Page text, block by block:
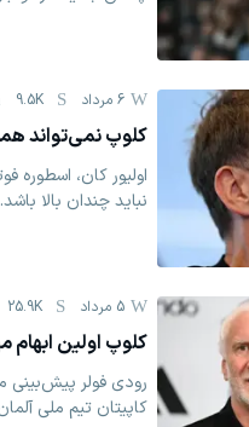
6 مرداد 9.5K
کلوپ نمی‌تواند
اولیور کان، اسطوره
نباید چندان بالا باشد.
5 مرداد 25.9K
کلوپ اولین ابهام
رودی فولر
کاپیتان تیم ملی